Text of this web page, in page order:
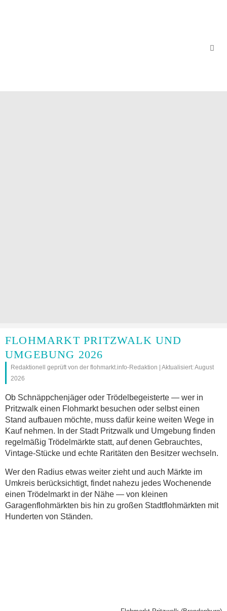
FLOHMARKT PRITZWALK UND
UMGEBUNG 2026
Redaktionell geprüft von der flohmarkt.info-Redaktion | Aktualisiert: August
2026
Ob Schnäppchenjäger oder Trödelbegeisterte — wer in
Pritzwalk einen Flohmarkt besuchen oder selbst einen
Stand aufbauen möchte, muss dafür keine weiten Wege in
Kauf nehmen. In der Stadt Pritzwalk und Umgebung finden
regelmäßig Trödelmärkte statt, auf denen Gebrauchtes,
Vintage-Stücke und echte Raritäten den Besitzer wechseln.
Wer den Radius etwas weiter zieht und auch Märkte im
Umkreis berücksichtigt, findet nahezu jedes Wochenende
einen Trödelmarkt in der Nähe — von kleinen
Garagenflohmärkten bis hin zu großen Stadtflohmärkten mit
Hunderten von Ständen.